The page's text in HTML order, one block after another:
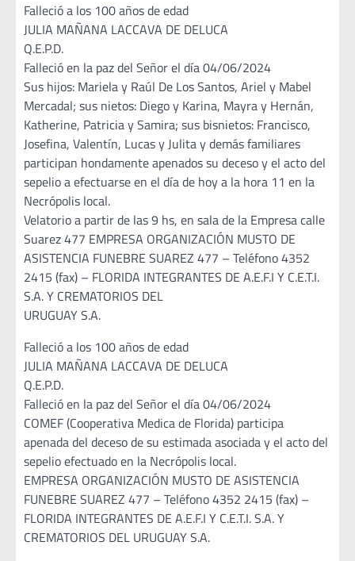
Falleció a los 100 años de edad
JULIA MAÑANA LACCAVA DE DELUCA
Q.E.P.D.
Falleció en la paz del Señor el día 04/06/2024
Sus hijos: Mariela y Raúl De Los Santos, Ariel y Mabel
Mercadal; sus nietos: Diego y Karina, Mayra y Hernán,
Katherine, Patricia y Samira; sus bisnietos: Francisco,
Josefina, Valentín, Lucas y Julita y demás familiares
participan hondamente apenados su deceso y el acto del
sepelio a efectuarse en el día de hoy a la hora 11 en la
Necrópolis local.
Velatorio a partir de las 9 hs, en sala de la Empresa calle
Suarez 477 EMPRESA ORGANIZACIÓN MUSTO DE
ASISTENCIA FUNEBRE SUAREZ 477 – Teléfono 4352
2415 (fax) – FLORIDA INTEGRANTES DE A.E.F.I Y C.E.T.I.
S.A. Y CREMATORIOS DEL
URUGUAY S.A.
Falleció a los 100 años de edad
JULIA MAÑANA LACCAVA DE DELUCA
Q.E.P.D.
Falleció en la paz del Señor el día 04/06/2024
COMEF (Cooperativa Medica de Florida) participa
apenada del deceso de su estimada asociada y el acto del
sepelio efectuado en la Necrópolis local.
EMPRESA ORGANIZACIÓN MUSTO DE ASISTENCIA
FUNEBRE SUAREZ 477 – Teléfono 4352 2415 (fax) –
FLORIDA INTEGRANTES DE A.E.F.I Y C.E.T.I. S.A. Y
CREMATORIOS DEL URUGUAY S.A.